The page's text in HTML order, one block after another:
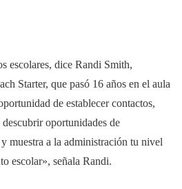
escolares, dice Randi Smith,
Starter, que pasó 16 años en el aula
de establecer contactos,
oportunidades de
muestra a la administración tu nivel
escolar», señala Randi.